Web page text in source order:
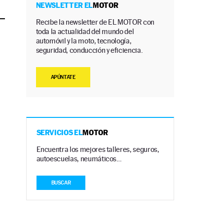
NEWSLETTER ELMOTOR
Recibe la newsletter de EL MOTOR con
toda la actualidad del mundo del
automóvil y la moto, tecnología,
seguridad, conducción y eficiencia.
APÚNTATE
SERVICIOS ELMOTOR
Encuentra los mejores talleres, seguros,
autoescuelas, neumáticos…
BUSCAR